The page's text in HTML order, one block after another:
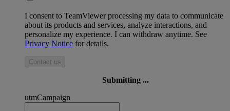
I consent to TeamViewer processing my data to communicate
about its products and services, analyze interactions, and
personalize my experience. I can withdraw anytime. See
Privacy Notice for details.
Contact us
Submitting ...
utmCampaign